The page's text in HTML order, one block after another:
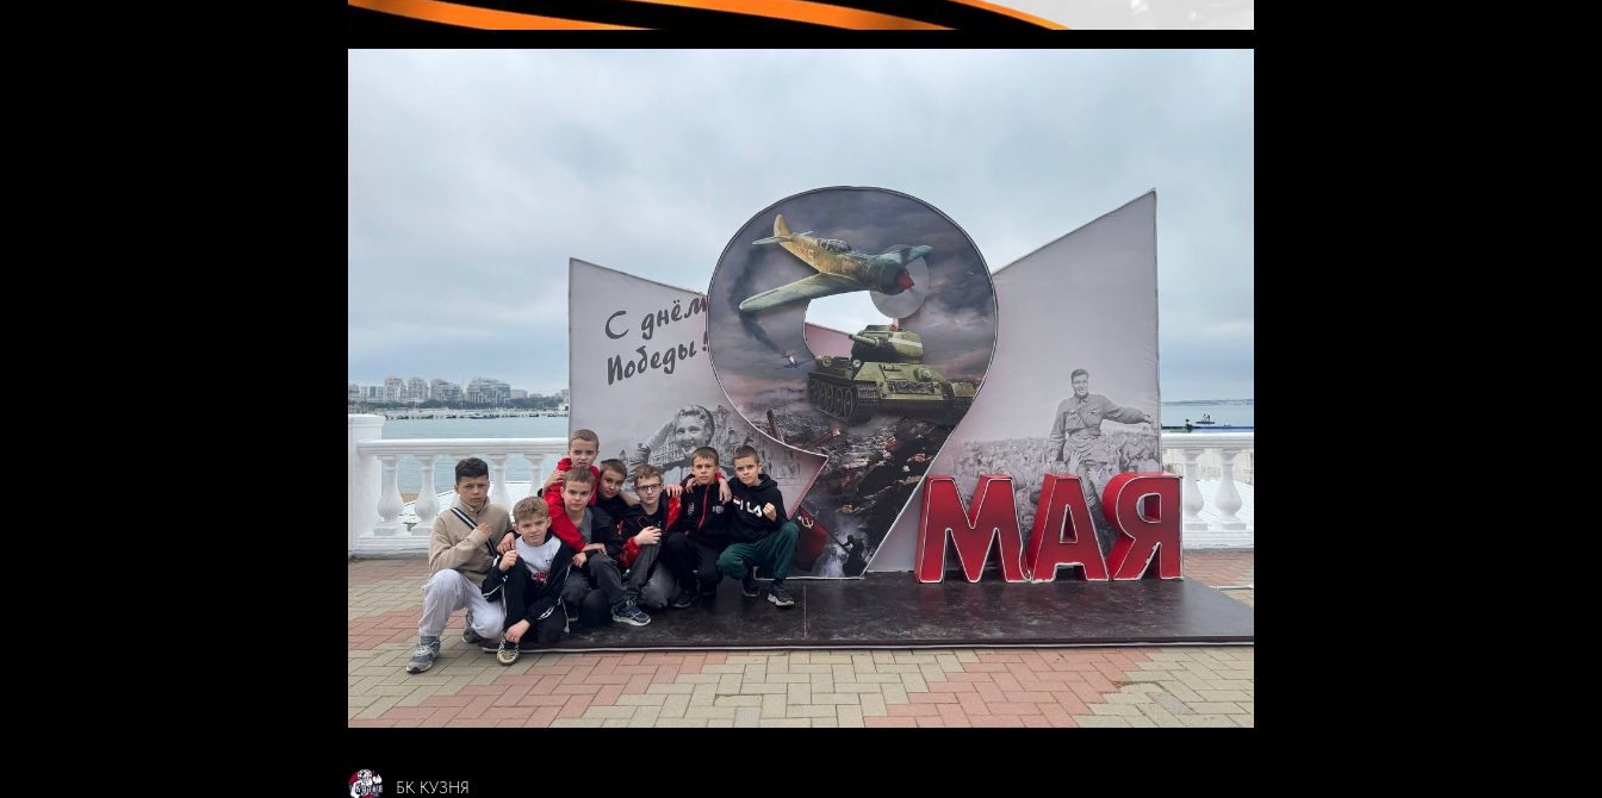
БК КУЗНЯ